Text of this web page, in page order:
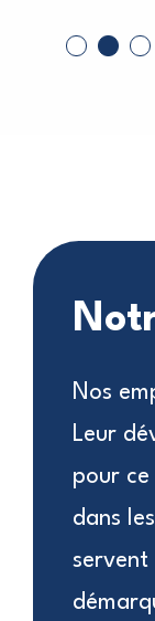
Nos
Leur
pour ce
dans
servent